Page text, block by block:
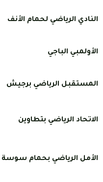
النادي الرياضي لحمام الأنف
الأولمبي الباجي
المستقبل الرياضي برجيش
الاتحاد الرياضي بتطاوين
الأمل الرياضي بحمام سوسة